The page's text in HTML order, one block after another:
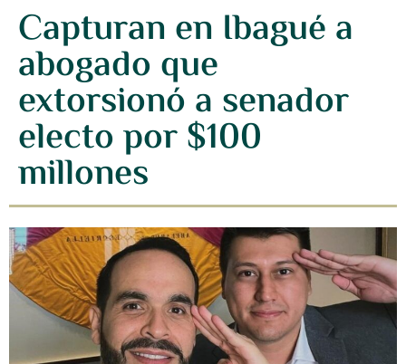
Capturan en Ibagué a
abogado que
extorsionó a senador
electo por $100
millones